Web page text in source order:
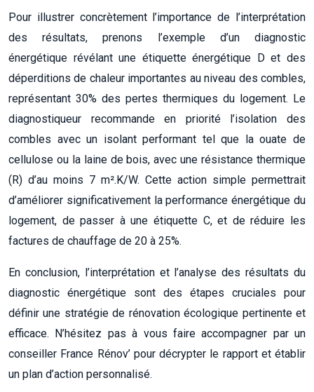
Pour illustrer concrètement l’importance de l’interprétation
des résultats, prenons l’exemple d’un diagnostic
énergétique révélant une étiquette énergétique D et des
déperditions de chaleur importantes au niveau des combles,
représentant 30% des pertes thermiques du logement. Le
diagnostiqueur recommande en priorité l’isolation des
combles avec un isolant performant tel que la ouate de
cellulose ou la laine de bois, avec une résistance thermique
(R) d’au moins 7 m².K/W. Cette action simple permettrait
d’améliorer significativement la performance énergétique du
logement, de passer à une étiquette C, et de réduire les
factures de chauffage de 20 à 25%.
En conclusion, l’interprétation et l’analyse des résultats du
diagnostic énergétique sont des étapes cruciales pour
définir une stratégie de rénovation écologique pertinente et
efficace. N’hésitez pas à vous faire accompagner par un
conseiller France Rénov’ pour décrypter le rapport et établir
un plan d’action personnalisé.